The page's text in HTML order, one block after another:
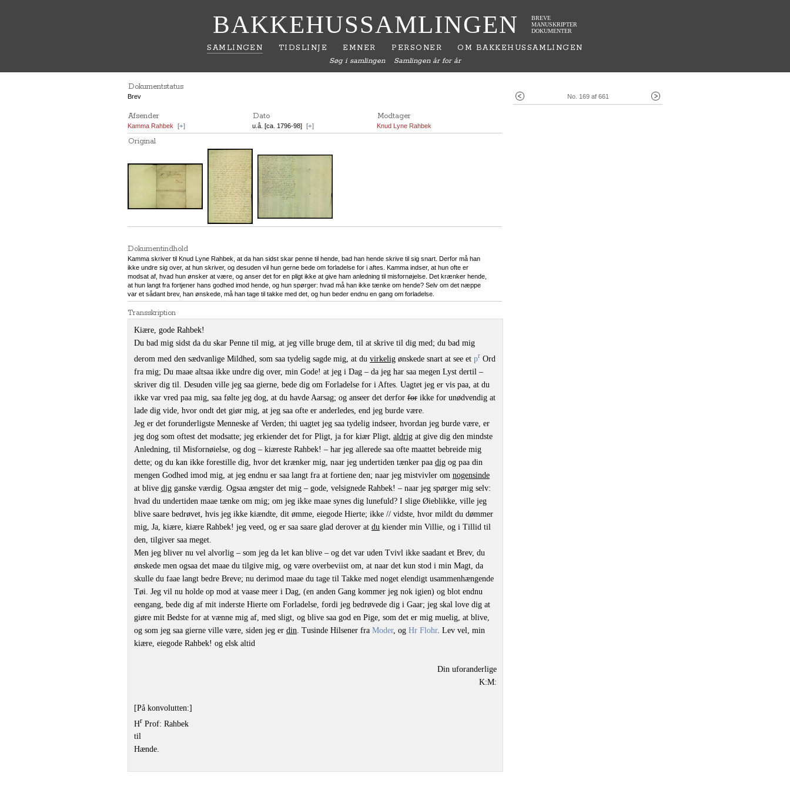
BAKKEHUSSAMLINGEN
BREVE
MANUSKRIPTER
DOKUMENTER
SAMLINGEN TIDSLINJE EMNER PERSONER OM BAKKEHUSSAMLINGEN
Søg i samlingen Samlingen år for år
No. 169 af 661
Dokumentstatus
Brev
Afsender Dato Modtager
Kamma Rahbek [+] u.å. [ca. 1796-98] [+] Knud Lyne Rahbek
Original
Dokumentindhold
Kamma skriver til Knud Lyne Rahbek, at da han sidst skar penne til hende, bad han hende skrive til sig snart. Derfor må han
ikke undre sig over, at hun skriver, og desuden vil hun gerne bede om forladelse for i aftes. Kamma indser, at hun ofte er
modsat af, hvad hun ønsker at være, og anser det for en pligt ikke at give ham anledning til misfornøjelse. Det krænker hende,
at hun langt fra fortjener hans godhed imod hende, og hun spørger: hvad må han ikke tænke om hende? Selv om det næppe
var et sådant brev, han ønskede, må han tage til takke med det, og hun beder endnu en gang om forladelse.
Transskription
Kiære, gode Rahbek!
Du bad mig sidst da du skar Penne til mig, at jeg ville bruge dem, til at skrive til dig med; du bad mig
derom med den sædvanlige Mildhed, som saa tydelig sagde mig, at du virkelig ønskede snart at see et pr Ord
fra mig; Du maae altsaa ikke undre dig over, min Gode! at jeg i Dag – da jeg har saa megen Lyst dertil –
skriver dig til. Desuden ville jeg saa gierne, bede dig om Forladelse for i Aftes. Uagtet jeg er vis paa, at du
ikke var vred paa mig, saa følte jeg dog, at du havde Aarsag; og anseer det derfor for ikke for unødvendig at
lade dig vide, hvor ondt det giør mig, at jeg saa ofte er anderledes, end jeg burde være.
Jeg er det forunderligste Menneske af Verden; thi uagtet jeg saa tydelig indseer, hvordan jeg burde være, er
jeg dog som oftest det modsatte; jeg erkiender det for Pligt, ja for kiær Pligt, aldrig at give dig den mindste
Anledning, til Misfornøielse, og dog – kiæreste Rahbek! – har jeg allerede saa ofte maattet bebreide mig
dette; og du kan ikke forestille dig, hvor det krænker mig, naar jeg undertiden tænker paa dig og paa din
mengen Godhed imod mig, at jeg endnu er saa langt fra at fortiene den; naar jeg mistvivler om nogensinde
at blive dig ganske værdig. Ogsaa ængster det mig – gode, velsignede Rahbek! – naar jeg spørger mig selv:
hvad du undertiden maae tænke om mig; om jeg ikke maae synes dig lunefuld? I slige Øieblikke, ville jeg
blive saare bedrøvet, hvis jeg ikke kiændte, dit ømme, eiegode Hierte; ikke // vidste, hvor mildt du dømmer
mig, Ja, kiære, kiære Rahbek! jeg veed, og er saa saare glad derover at du kiender min Villie, og i Tillid til
den, tilgiver saa meget.
Men jeg bliver nu vel alvorlig – som jeg da let kan blive – og det var uden Tvivl ikke saadant et Brev, du
ønskede men ogsaa det maae du tilgive mig, og være overbeviist om, at naar det kun stod i min Magt, da
skulle du faae langt bedre Breve; nu derimod maae du tage til Takke med noget elendigt usammenhængende
Tøi. Jeg vil nu holde op mod at vaase meer i Dag, (en anden Gang kommer jeg nok igien) og blot endnu
eengang, bede dig af mit inderste Hierte om Forladelse, fordi jeg bedrøvede dig i Gaar; jeg skal love dig at
giøre mit Bedste for at vænne mig af, med sligt, og blive saa god en Pige, som det er mig muelig, at blive,
og som jeg saa gierne ville være, siden jeg er din . Tusinde Hilsener fra Moder, og Hr Flohr. Lev vel, min
kiære, eiegode Rahbek! og elsk altid
Din uforanderlige
K:M:
[På konvolutten:]
Hr Prof: Rahbek
til
Hænde.